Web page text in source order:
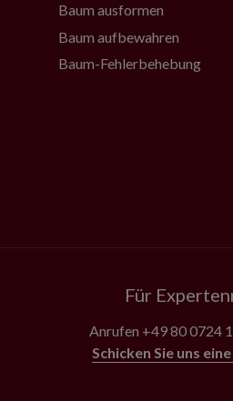
Baum ausformen
Baum aufbewahren
Baum-Fehlerbehebung
Für
Anrufen +49 80 0724
Schicken Sie uns